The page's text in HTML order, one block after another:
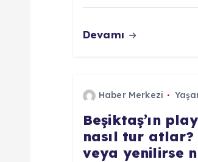
Devamı
Haber Merkezi
Beşiktaş’ın
nasıl tur atlar?
veya yenilirse